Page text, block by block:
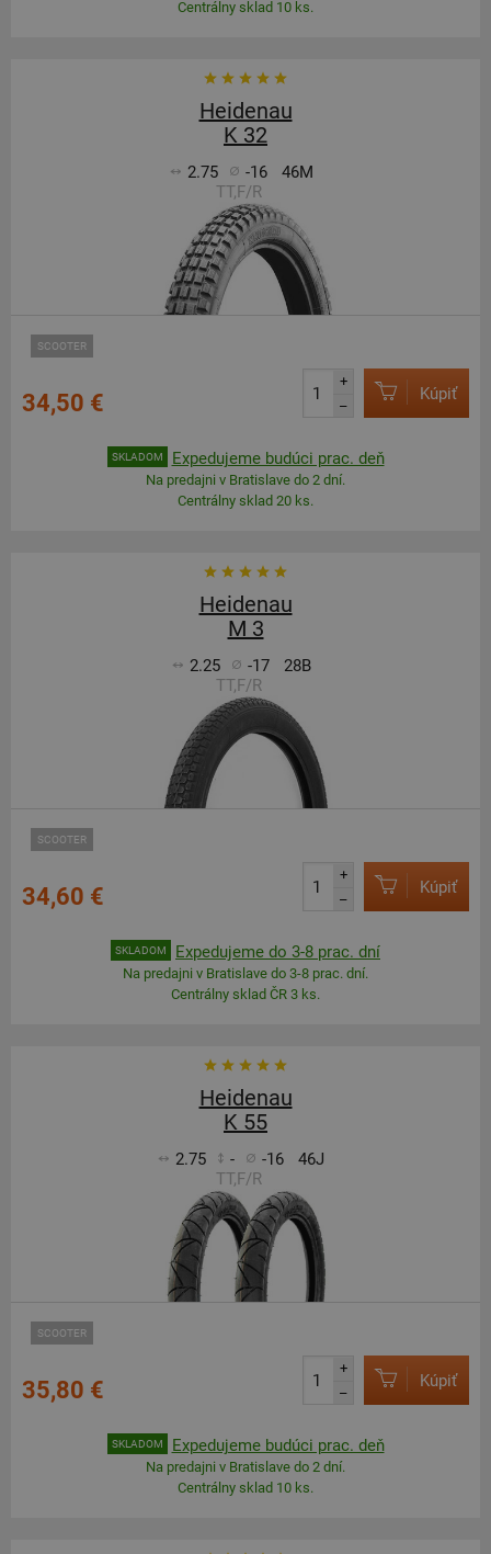
Centrálny sklad 10 ks.
Heidenau
K 32
2.75 -16
46M
TT,F/R
SCOOTER
34,50 €
+
–
Kúpiť
SKLADOM Expedujeme budúci prac. deň
Na predajni v Bratislave do 2 dní.
Centrálny sklad 20 ks.
Heidenau
M 3
2.25 -17
28B
TT,F/R
SCOOTER
34,60 €
+
–
Kúpiť
SKLADOM Expedujeme do 3-8 prac. dní
Na predajni v Bratislave do 3-8 prac. dní.
Centrálny sklad ČR 3 ks.
Heidenau
K 55
2.75 - -16
46J
TT,F/R
SCOOTER
35,80 €
+
–
Kúpiť
SKLADOM Expedujeme budúci prac. deň
Na predajni v Bratislave do 2 dní.
Centrálny sklad 10 ks.